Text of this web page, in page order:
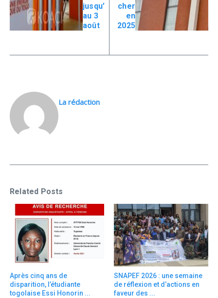
jusqu’
au 3
août
cher
en
2025
La rédaction
Related Posts
Après cinq ans de
disparition, l’étudiante
togolaise Essi Honorin ...
SNAPEF 2026 : une semaine
de réflexion et d’actions en
faveur des ...